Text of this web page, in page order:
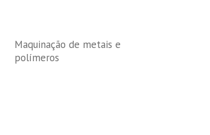
Maquinação de metais e
polímeros